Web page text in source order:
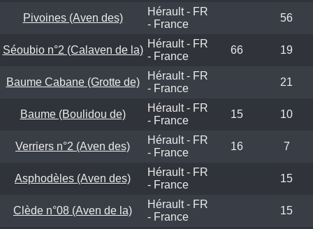
Pivoines (Aven des)
Hérault - FR
- France
56
Séoubio n°2 (Calaven de la)
Hérault - FR
- France
66 19
Baume Cabane (Grotte de)
Hérault - FR
- France
21
Baume (Boulidou de)
Hérault - FR
- France
15 10
Verriers n°2 (Aven des)
Hérault - FR
- France
16 7
Asphodèles (Aven des)
Hérault - FR
- France
15
Clède n°08 (Aven de la)
Hérault - FR
- France
15